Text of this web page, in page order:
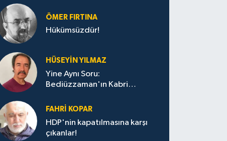
ÖMER FIRTINA
Hükümsüzdür!
HÜSEYIN YILMAZ
Yine Aynı Soru:
Bediüzzaman'ın Kabri
FAHRI KOPAR
HDP'nin kapatılmasına karşı
çıkanlar!